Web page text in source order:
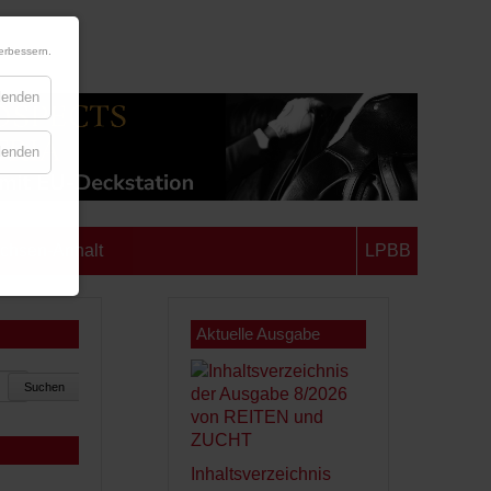
Anhalt LPBB
Suchen
Aktuelle Ausgabe
Inhaltsverzeichnis